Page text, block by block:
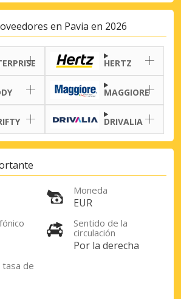
en Pavia en 2026
HERTZ
MAGGIORE
DRIVALIA
Moneda
EUR
Sentido de la
circulación
Por la derecha
tasa de